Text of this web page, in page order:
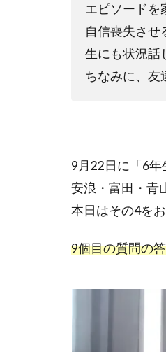
エピソードを
自信喪失させ
生にも状況話
ちなみに、友
9月22日に「6年
安浪・富田・青
本日はその4をお
9個目の質問の